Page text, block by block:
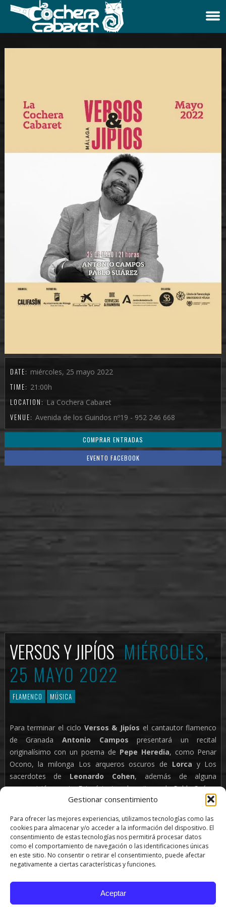
Gestionar consentimiento
Para ofrecer las mejores experiencias, utilizamos tecnologías como las
cookies para almacenar y/o acceder a la información del dispositivo. El
consentimiento de estas tecnologías nos permitirá procesar datos
como el comportamiento de navegación o las identificaciones únicas
en este sitio. No consentir o retirar el consentimiento, puede afectar
negativamente a ciertas características y funciones.
Aceptar
DATE: miércoles, 25 mayo 2022
TIME: 21:00h
LOCATION: La Cochera Cabaret
VENUE: Avenida de los Guindos nº19 - 952 246 668
COMPRAR ENTRADAS
EVENTO FACEBOOK
VERSOS Y JIPÍOS MIÉRCOLES,
25 MAYO 2022
FLAMENCO MÚSICA
Para terminar el ciclo Versos & Jipíos el cantautor flamenco
de Granada Antonio Campos presentará un recital
originalísimo con un poema de Pepe Heredia, como Penar
Ocono, la milonga Los arqueros oscuros de Lorca y Los
sacerdotes de Leonardo Cohen, además de alguna
composición propia. Estará junto a la guitarra de Pablo Suárez
aunque también habrá ocasión de escucharlo al piano.
Versos & Jipíospretende ser un revulsivo en el consumo
costasoleño de cultura musical desde un atractivo también
intelectual. El ciclo va más allá y pretende fomentar las
producciones que renuevan el cancionero flamenco
letrística popular. Asimismo, V&J no se olvida de la larga
tradición literaria de Málaga que también rimó en su pasado